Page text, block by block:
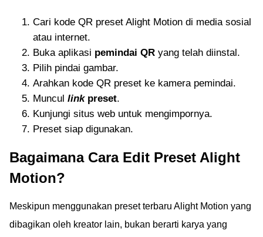
Cari kode QR preset Alight Motion di media sosial
atau internet.
Buka aplikasi pemindai QR yang telah diinstal.
Pilih pindai gambar.
Arahkan kode QR preset ke kamera pemindai.
Muncul linkpreset.
Kunjungi situs web untuk mengimpornya.
Preset siap digunakan.
Bagaimana Cara Edit Preset Alight
Motion?
Meskipun menggunakan preset terbaru Alight Motion yang
dibagikan oleh kreator lain, bukan berarti karya yang